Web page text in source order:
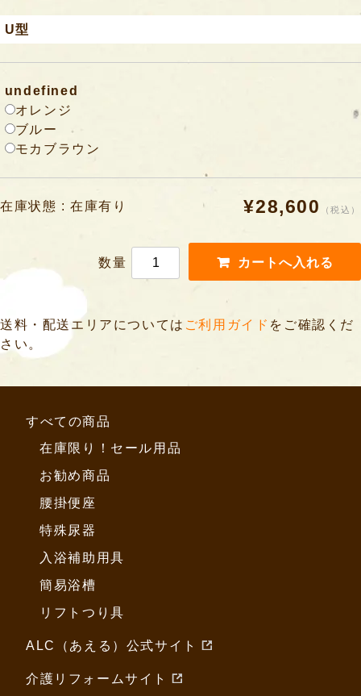
U型
undefined
オレンジ
ブルー
モカブラウン
在庫状態 : 在庫有り ¥28,600 （税込）
数量
送料・配送エリアについては ご利用ガイド をご確認くだ
さい。
すべての商品
在庫限り！セール用品
お勧め商品
腰掛便座
特殊尿器
入浴補助用具
簡易浴槽
リフトつり具
ALC（あえる）公式サイト
介護リフォームサイト